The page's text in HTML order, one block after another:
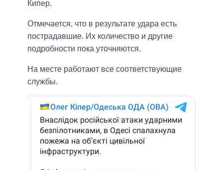
Кипер.
Отмечается, что в результате удара есть
пострадавшие. Их количество и другие
подробности пока уточняются.
На месте работают все соответствующие
службы.